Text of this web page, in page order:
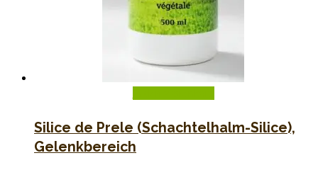
Silice de Prele (Schachtelhalm-Silice),
Gelenkbereich